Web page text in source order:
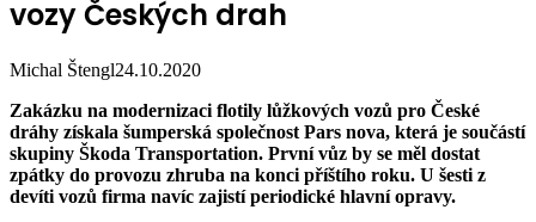
vozy Českých drah
Michal Štengl24.10.2020
Zakázku na modernizaci flotily lůžkových vozů pro České
dráhy získala šumperská společnost Pars nova, která je součástí
skupiny Škoda Transportation. První vůz by se měl dostat
zpátky do provozu zhruba na konci příštího roku. U šesti z
devíti vozů firma navíc zajistí periodické hlavní opravy.